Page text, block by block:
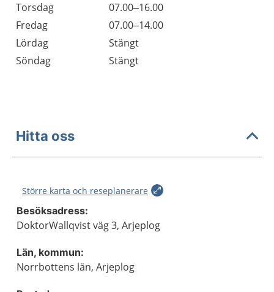
Torsdag
07.00–16.00
Fredag
07.00–14.00
Lördag
Stängt
Söndag
Stängt
Hitta oss
Större karta och reseplanerare
Besöksadress:
DoktorWallqvist väg 3, Arjeplog
Län, kommun:
Norrbottens län, Arjeplog